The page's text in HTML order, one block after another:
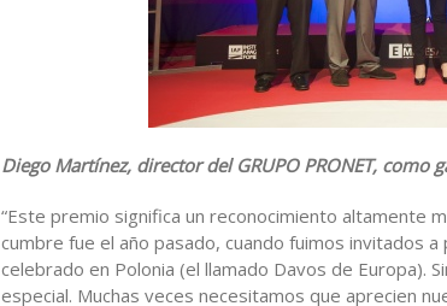
Diego Martínez, director del GRUPO PRONET, como
“Este premio significa un reconocimiento altamente
cumbre fue el año pasado, cuando fuimos invitados
celebrado en Polonia (el llamado Davos de Europa).
especial. Muchas veces necesitamos que aprecien